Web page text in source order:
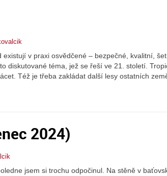
existují v praxi osvědčené – bezpečné, kvalitní,
diskutované téma, jež se řeší ve 21. století.
Též je třeba zakládat další lesy ostatních
2024)
jsem si trochu odpočinul. Na stěně v